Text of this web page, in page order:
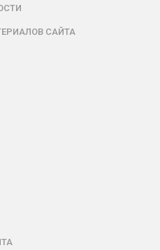
САЙТА